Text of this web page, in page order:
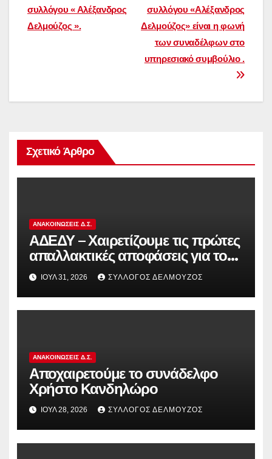
συλλόγου «Αλέξανδρος
Δελμούζος» είναι η φωνή
των συναδέλφων στο
υπηρεσιακό συμβούλιο .
συλλόγου « Αλέξανδρος
Δελμούζος ».
Σχετικό Άρθρο
ΑΝΑΚΟΙΝΏΣΕΙΣ Δ.Σ.
ΑΔΕΔΥ – Χαιρετίζουμε τις πρώτες
απαλλακτικές αποφάσεις για τους
διωκόμενους εκπαιδευτικούς που
συμμετείχαν στον αγώνα ενάντια
στην αντιδραστική αξιολόγηση!
ΙΟΎΛ 31, 2026 ΣΎΛΛΟΓΟΣ ΔΕΛΜΟΎΖΟΣ
ΑΝΑΚΟΙΝΏΣΕΙΣ Δ.Σ.
Αποχαιρετούμε το συνάδελφο
Χρήστο Κανδηλώρο
ΙΟΎΛ 28, 2026 ΣΎΛΛΟΓΟΣ ΔΕΛΜΟΎΖΟΣ